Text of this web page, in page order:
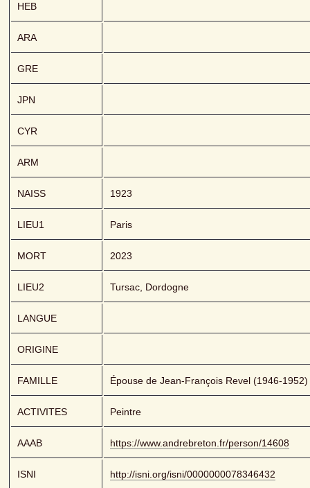
HEB
ARA
GRE
JPN
CYR
ARM
NAISS 1923
LIEU1 Paris
MORT 2023
LIEU2 Tursac, Dordogne
LANGUE
ORIGINE
FAMILLE Épouse de Jean-François Revel (1946-1952)
ACTIVITES Peintre
AAAB https://www.andrebreton.fr/person/14608
ISNI http://isni.org/isni/0000000078346432